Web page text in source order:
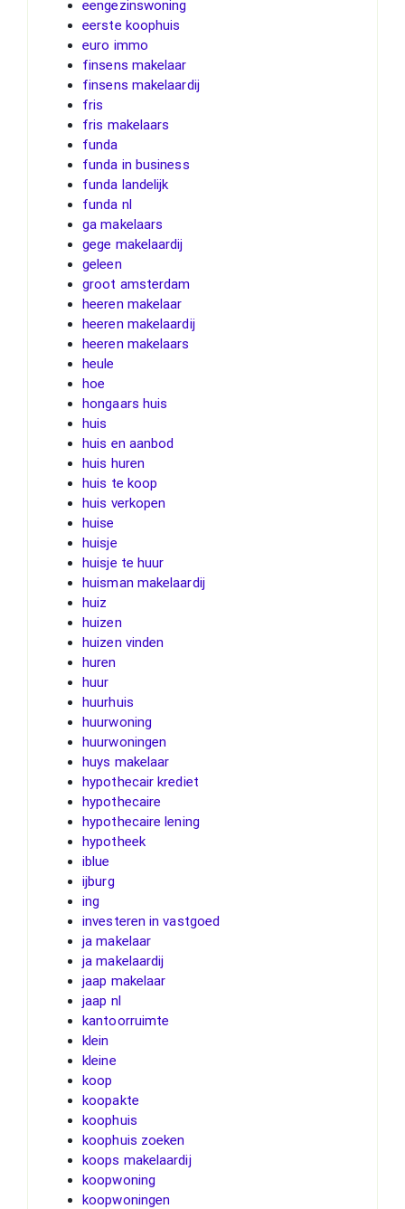
eengezinswoning
eerste koophuis
euro immo
finsens makelaar
finsens makelaardij
fris
fris makelaars
funda
funda in business
funda landelijk
funda nl
ga makelaars
gege makelaardij
geleen
groot amsterdam
heeren makelaar
heeren makelaardij
heeren makelaars
heule
hoe
hongaars huis
huis
huis en aanbod
huis huren
huis te koop
huis verkopen
huise
huisje
huisje te huur
huisman makelaardij
huiz
huizen
huizen vinden
huren
huur
huurhuis
huurwoning
huurwoningen
huys makelaar
hypothecair krediet
hypothecaire
hypothecaire lening
hypotheek
iblue
ijburg
ing
investeren in vastgoed
ja makelaar
ja makelaardij
jaap makelaar
jaap nl
kantoorruimte
klein
kleine
koop
koopakte
koophuis
koophuis zoeken
koops makelaardij
koopwoning
koopwoningen